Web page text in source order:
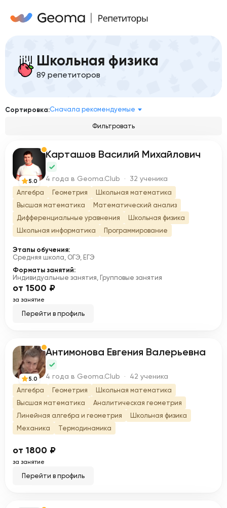
Школьная физика
89 репетиторов
Сортировка:Сначала рекомендуемые
Фильтровать
К
5.0
Карташов Василий Михайлович
4 года в Geoma.Club · 32 ученика
Алгебра Геометрия
Школьная математика
Высшая математика
Математический анализ
Дифференциальные уравнения
Школьная физика
Школьная информатика
Программирование
Этапы обучения:
Средняя школа, ОГЭ, ЕГЭ
Форматы занятий:
Индивидуальные занятия, Групповые занятия
от 1500 ₽
за занятие
Перейти в профиль
А
5.0
Антимонова Евгения Валерьевна
4 года в Geoma.Club · 42 ученика
Алгебра Геометрия
Школьная математика
Высшая математика
Аналитическая геометрия
Линейная алгебра и геометрия
Школьная физика
Механика
Термодинамика
от 1800 ₽
за занятие
Перейти в профиль